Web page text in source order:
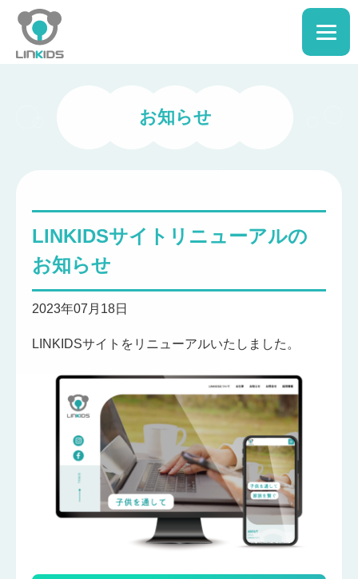
お知らせ
LINKIDSサイトリニューアルの
お知らせ
2023年07月18日
LINKIDSサイトをリニューアルいたしました。